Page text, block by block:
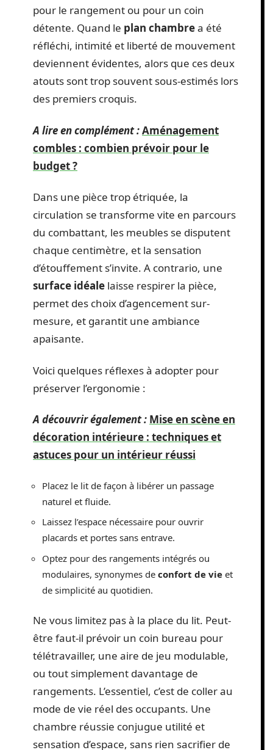
pour le rangement ou pour un coin
détente. Quand le plan chambrea été
réfléchi, intimité et liberté de mouvement
deviennent évidentes, alors que ces deux
atouts sont trop souvent sous-estimés lors
des premiers croquis.
A lire en complément :Aménagement
combles : combien prévoir pour le
budget ?
Dans une pièce trop étriquée, la
circulation se transforme vite en parcours
du combattant, les meubles se disputent
chaque centimètre, et la sensation
d’étouffement s’invite. A contrario, une
surface idéale laisse respirer la pièce,
permet des choix d’agencement sur-
mesure, et garantit une ambiance
apaisante.
Voici quelques réflexes à adopter pour
préserver l’ergonomie :
A découvrir également : Mise en scène en
décoration intérieure : techniques et
astuces pour un intérieur réussi
Placez le lit de façon à libérer un passage
naturel et fluide.
Laissez l’espace nécessaire pour ouvrir
placards et portes sans entrave.
Optez pour des rangements intégrés ou
modulaires, synonymes de confort de vie et
de simplicité au quotidien.
Ne vous limitez pas à la place du lit. Peut-
être faut-il prévoir un coin bureau pour
télétravailler, une aire de jeu modulable,
ou tout simplement davantage de
rangements. L’essentiel, c’est de coller au
mode de vie réel des occupants. Une
chambre réussie conjugue utilité et
sensation d’espace, sans rien sacrifier de